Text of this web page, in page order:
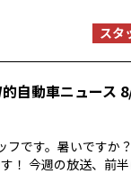
スタ
自動車ニュース
フです。暑いですか
！ 今週の放送、前